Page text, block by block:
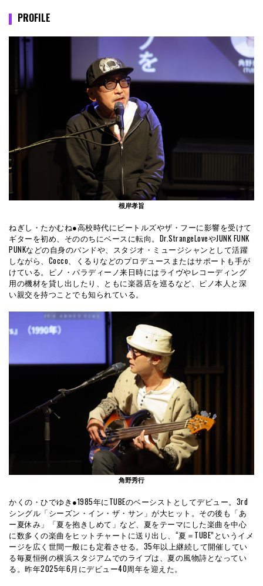
PROFILE
根岸孝旨
ねぎし・たかむね●高校時代にビートルズやザ・フーに影響を受けて
ギターを初め、そののちにベースに転向。Dr.StrangeLoveやJUNK FUNK
PUNKなどの自身のバンドや、スタジオ・ミュージシャンとして活躍
しながら、Cocco、くるりなどのプロデュースまたはサポートも手が
けている。ピノ・パラディーノ来日時にはライヴやレコーディング
用の機材を貸し出したり、ともに楽器店を巡るなど、ピノ本人と深
い親交を持つことでも知られている。
角野秀行
かくの・ひでゆき●1985年にTUBEのベーシストとしてデビュー。3rd
シングル「シーズン・イン・ザ・サン」が大ヒット。その後も「あ
ー夏休み」「夏を抱きしめて」など、夏をテーマにした楽曲を中心
に数多くの楽曲をヒットチャートに送り出し、“夏＝TUBE”というイメ
ージを広く世間一般にも定着させる。35年以上継続して開催してい
る毎夏恒例の横浜スタジアムでのライブは、夏の風物詩となってい
る。昨年2025年6月にデビュー40周年を迎えた。